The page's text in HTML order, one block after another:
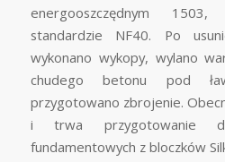
energooszczędnym
standardzie NF40. Po
wykonano wykopy, wylano
chudego betonu pod
przygotowano zbrojenie.
i trwa przygotowanie
fundamentowych z bloczków